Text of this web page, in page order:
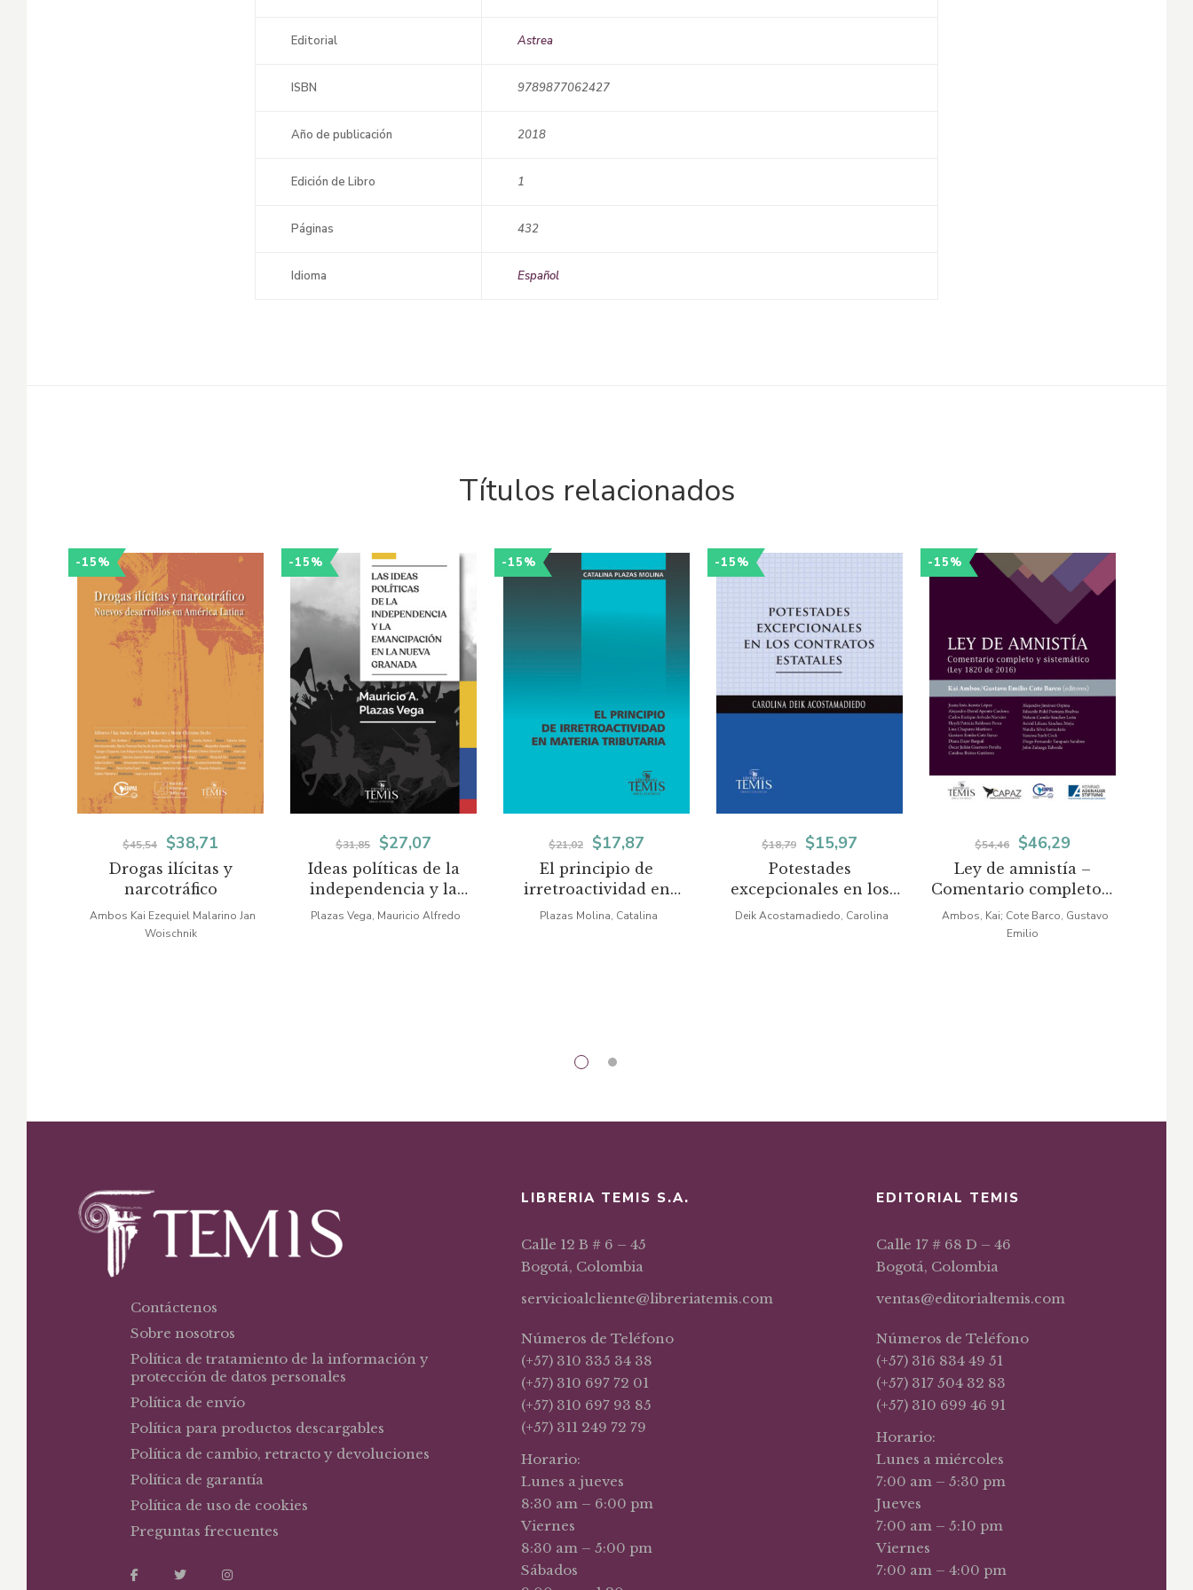
Editorial Astrea
ISBN 9789877062427
Año de publicación 2018
Edición de Libro 1
Páginas 432
Idioma Español
Títulos relacionados
-15%
Drogas ilícitas y
narcotráfico
$45,54
El
precio
era:
$38,71
precio
Ambos Kai Ezequiel Malarino Jan
Woischnik
-15%
Ideas políticas de la
independencia y la
emancipación en la
$31,85
El
precio
$27,07
precio
Plazas Vega, Mauricio Alfredo
-15%
El principio de
irretroactividad en
materia tributaria
$21,02
El
precio
$17,87
precio
Plazas Molina, Catalina
-15%
Potestades
excepcionales en los
contratos estatales
$18,79
El
precio
$15,97
Deik Acostamadiedo, Carolina
-15%
Ley de amnistía –
Comentario completo y
sistemático (Ley 1820
de 2016)
$54,46
El
precio
era:
$46,29El
precio
Ambos, Kai; Cote Barco, Gustavo
Emilio
Contáctenos
Sobre nosotros
Política de tratamiento de la información y
protección de datos personales
Política de envío
Política para productos descargables
Política de cambio, retracto y devoluciones
Política de garantía
Política de uso de cookies
Preguntas frecuentes
LIBRERIA TEMIS S.A.
Calle 12 B # 6 – 45
Bogotá, Colombia
servicioalcliente@libreriatemis.com
Números de Teléfono
(+57) 310 335 34 38
(+57) 310 697 72 01
(+57) 310 697 93 85
(+57) 311 249 72 79
Horario:
Lunes a jueves
8:30 am – 6:00 pm
Viernes
8:30 am – 5:00 pm
Sábados
EDITORIAL TEMIS
Calle 17 # 68 D – 46
Bogotá, Colombia
ventas@editorialtemis.com
Números de Teléfono
(+57) 316 834 49 51
(+57) 317 504 32 83
(+57) 310 699 46 91
Horario:
Lunes a miércoles
7:00 am – 5:30 pm
Jueves
7:00 am – 5:10 pm
Viernes
7:00 am – 4:00 pm